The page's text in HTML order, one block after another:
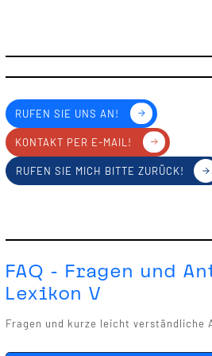
RUFEN SIE UNS AN!
KONTAKT PER E-MAIL!
RUFEN SIE MICH BITTE ZURÜCK!
FAQ - Fragen und
Lexikon V
Fragen und kurze leicht verständliche